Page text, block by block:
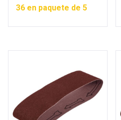
36 en paquete de 5